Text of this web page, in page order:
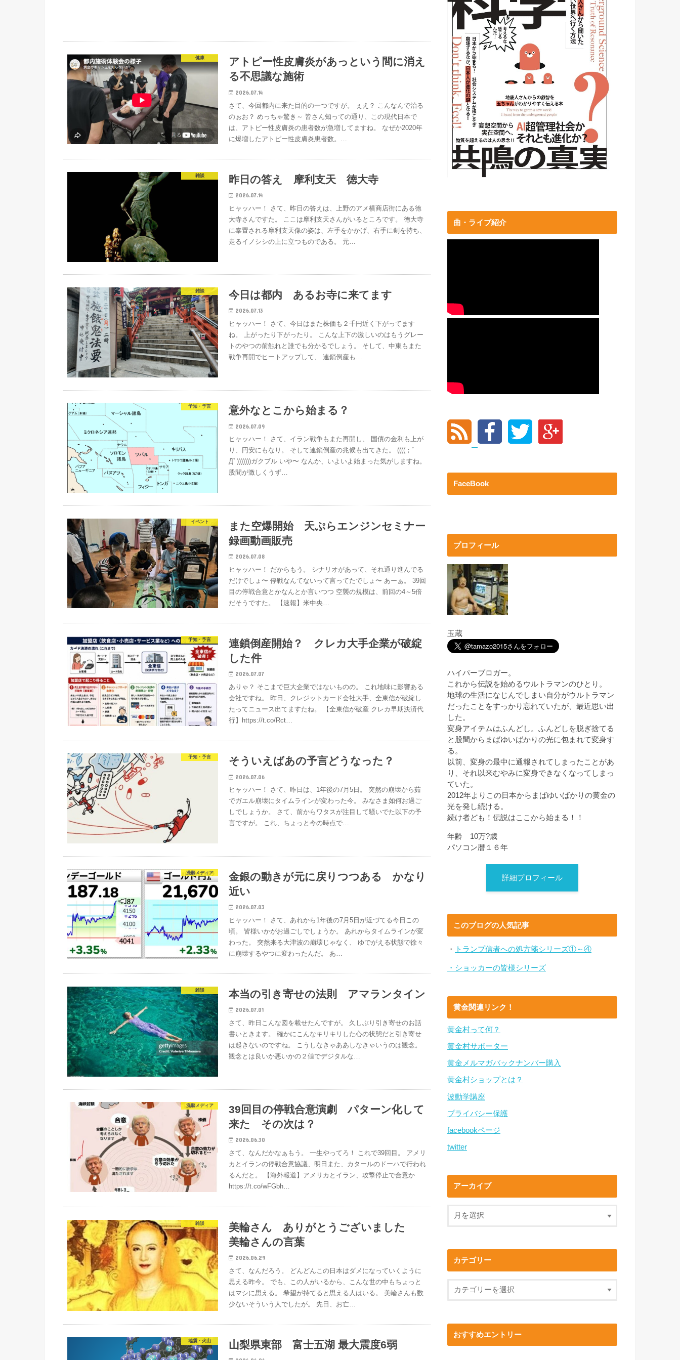
健康
アトピー性皮膚炎があっという間に消え
る不思議な施術
2026.07.14
さて、今回都内に来た目的の一つですが。 ぇえ？ こんなんで治る
のぉお？ めっちゃ驚き～ 皆さん知っての通り、この現代日本で
は、アトピー性皮膚炎の患者数が急増してますね。 なぜか2020年
に爆増したアトピー性皮膚炎患者数。…
雑談 昨日の答え 摩利支天 徳大寺
2026.07.14
ヒャッハー！ さて、昨日の答えは、上野のアメ横商店街にある徳
大寺さんですた。 ここは摩利支天さんがいるところです。 徳大寺
に奉置される摩利支天像の姿は、左手をかかげ、右手に剣を持ち、
走るイノシシの上に立つものである。 元…
雑談 今日は都内 あるお寺に来てます
2026.07.13
ヒャッハー！ さて、今日はまた株価も２千円近く下がってます
ね。 上がったり下がったり。 こんな上下の激しいのはもうグレー
トのやつの前触れと誰でも分かるでしょう。 そして、中東もまた
戦争再開でヒートアップして、 連鎖倒産も…
予知・予言 意外なとこから始まる？
2026.07.09
ヒャッハー！ さて、イラン戦争もまた再開し、 国債の金利も上が
り、円安にもなり。 そして連鎖倒産の兆候も出てきた。 ((((；ﾟ
Дﾟ)))))))ガクブル いや〜 なんか、いよいよ始まった気がしますね。
股間が激しくうず…
イベント
また空爆開始 天ぷらエンジンセミナー
録画動画販売
2026.07.08
ヒャッハー！ だからもう。 シナリオがあって、それ通り進んでる
だけでしょ〜 停戦なんてないって言ってたでしょ〜 あーぁ。 39回
目の停戦合意とかなんとか言いつつ 空襲の規模は、前回の4～5倍
だそうですた。 【速報】米中央…
予知・予言
連鎖倒産開始？ クレカ大手企業が破綻
した件
2026.07.07
ありゃ？ そこまで巨大企業ではないものの。 これ地味に影響ある
会社ですね。 昨日、クレジットカード会社大手、全東信が破綻し
たってニュース出てますたね。 【全東信が破産 クレカ早期決済代
行】https://t.co/Rct…
予知・予言 そういえばあの予言どうなった？
2026.07.06
ヒャッハー！ さて、昨日は、1年後の7月5日。 突然の崩壊から茹
でガエル崩壊にタイムラインが変わった今。 みなさま如何お過ご
しでしょうか。 さて、前からワタスが注目して騒いでた以下の予
言ですが。 これ、ちょっと今の時点で…
洗脳メディア
金銀の動きが元に戻りつつある かなり
近い
2026.07.03
ヒャッハー！ さて、あれから1年後の7月5日が近づてる今日この
頃。 皆様いかがお過ごしでしょうか。 あれからタイムラインが変
わった。 突然来る大津波の崩壊じゃなく、 ゆでがえる状態で徐々
に崩壊するやつに変わったんだ。 あ…
雑談 本当の引き寄せの法則 アマランタイン
2026.07.01
さて、昨日こんな図を載せたんですが。 久しぶり引き寄せのお話
書いときます。 確かにこんなキリキリした心の状態だと引き寄せ
は起きないのですね。 こうしなきゃああしなきゃいうのは観念。
観念とは良いか悪いかの２値でデジタルな…
洗脳メディア
39回目の停戦合意演劇 パターン化して
来た その次は？
2026.06.30
さて、なんだかなぁもう。 一生やってろ！ これで39回目。 アメリ
カとイランの停戦合意協議、明日また、カタールのドーハで行われ
るんだと。 【海外報道】アメリカとイラン、攻撃停止で合意か
https://t.co/wFGbh…
雑談
美輪さん ありがとうございました
美輪さんの言葉
2026.06.29
さて、なんだろう。 どんどんこの日本はダメになっていくように
思える昨今。 でも、この人がいるから、こんな世の中もちょっと
はマシに思える。 希望が持てると思える人はいる。 美輪さんも数
少ないそういう人でしたが。 先日、お亡…
地震・火山 山梨県東部 富士五湖 最大震度6弱
曲・ライブ紹介
FaceBook
プロフィール
玉蔵
ハイパーブロガー。
これから伝説を始めるウルトラマンのひとり。
地球の生活になじんでしまい自分がウルトラマン
だったことをすっかり忘れていたが、最近思い出
した。
変身アイテムはふんどし。ふんどしを脱ぎ捨てる
と股間からまばゆいばかりの光に包まれて変身す
る。
以前、変身の最中に通報されてしまったことがあ
り、それ以来むやみに変身できなくなってしまっ
ていた。
2012年よりこの日本からまばゆいばかりの黄金の
光を発し続ける。
続け者ども！伝説はここから始まる！！
年齢 10万?歳
パソコン暦１６年
詳細プロフィール
このブログの人気記事
・ トランプ信者への処方箋シリーズ①～④
・ショッカーの皆様シリーズ
黄金関連リンク！
黄金村って何？
黄金村サポーター
黄金メルマガバックナンバー購入
黄金村ショップとは？
波動学講座
プライバシー保護
facebookページ
twitter
アーカイブ
カテゴリー
おすすめエントリー